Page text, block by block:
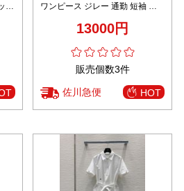
シ
ワンピース ジレー 通勤 短袖 ス
13000円
販売個数3件
佐川急便 HOT